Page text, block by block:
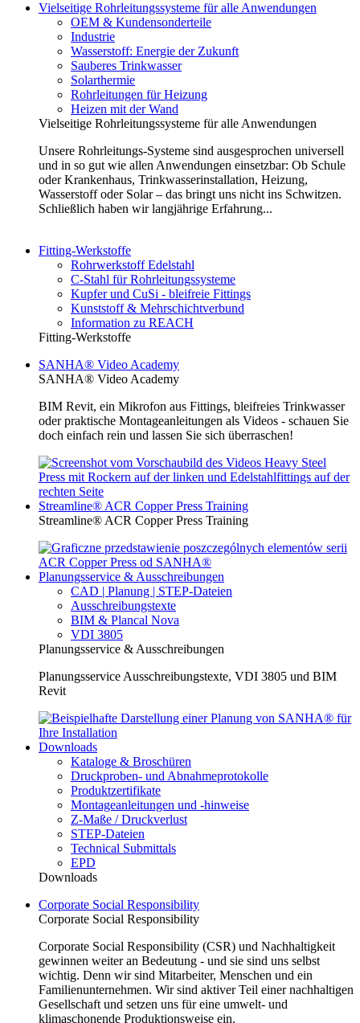
Vielseitige Rohrleitungssysteme für alle Anwendungen
OEM & Kundensonderteile
Industrie
Wasserstoff: Energie der Zukunft
Sauberes Trinkwasser
Solarthermie
Rohrleitungen für Heizung
Heizen mit der Wand
Vielseitige Rohrleitungssysteme für alle Anwendungen
Unsere Rohrleitungs-Systeme sind ausgesprochen universell
und in so gut wie allen Anwendungen einsetzbar: Ob Schule
oder Krankenhaus, Trinkwasserinstallation, Heizung,
Wasserstoff oder Solar – das bringt uns nicht ins Schwitzen.
Schließlich haben wir langjährige Erfahrung...
Fitting-Werkstoffe
Rohrwerkstoff Edelstahl
C-Stahl für Rohrleitungssysteme
Kupfer und CuSi - bleifreie Fittings
Kunststoff & Mehrschichtverbund
Information zu REACH
Fitting-Werkstoffe
SANHA® Video Academy
SANHA® Video Academy
BIM Revit, ein Mikrofon aus Fittings, bleifreies Trinkwasser
oder praktische Montageanleitungen als Videos - schauen Sie
doch einfach rein und lassen Sie sich überraschen!
Streamline® ACR Copper Press Training
Streamline® ACR Copper Press Training
Planungsservice & Ausschreibungen
CAD | Planung | STEP-Dateien
Ausschreibungstexte
BIM & Plancal Nova
VDI 3805
Planungsservice & Ausschreibungen
Planungsservice Ausschreibungstexte, VDI 3805 und BIM
Revit
Downloads
Kataloge & Broschüren
Druckproben- und Abnahmeprotokolle
Produktzertifikate
Montageanleitungen und -hinweise
Z-Maße / Druckverlust
STEP-Dateien
Technical Submittals
EPD
Downloads
Corporate Social Responsibility
Corporate Social Responsibility
Corporate Social Responsibility (CSR) und Nachhaltigkeit
gewinnen weiter an Bedeutung - und sie sind uns selbst
wichtig. Denn wir sind Mitarbeiter, Menschen und ein
Familienunternehmen. Wir sind aktiver Teil einer nachhaltigen
Gesellschaft und setzen uns für eine umwelt- und
klimaschonende Produktionsweise ein.